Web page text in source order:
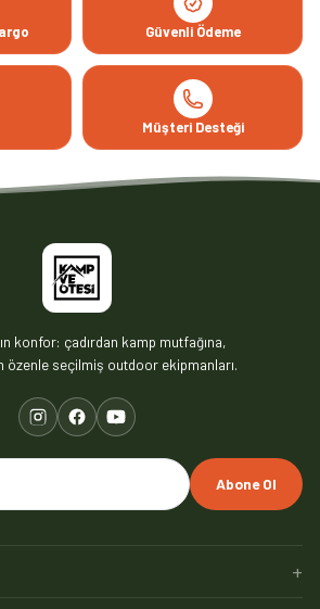
Güvenli Ödeme
Müşteri Desteği
konfor: çadırdan kamp mutfağına,
özenle seçilmiş outdoor ekipmanları.
Abone Ol
+